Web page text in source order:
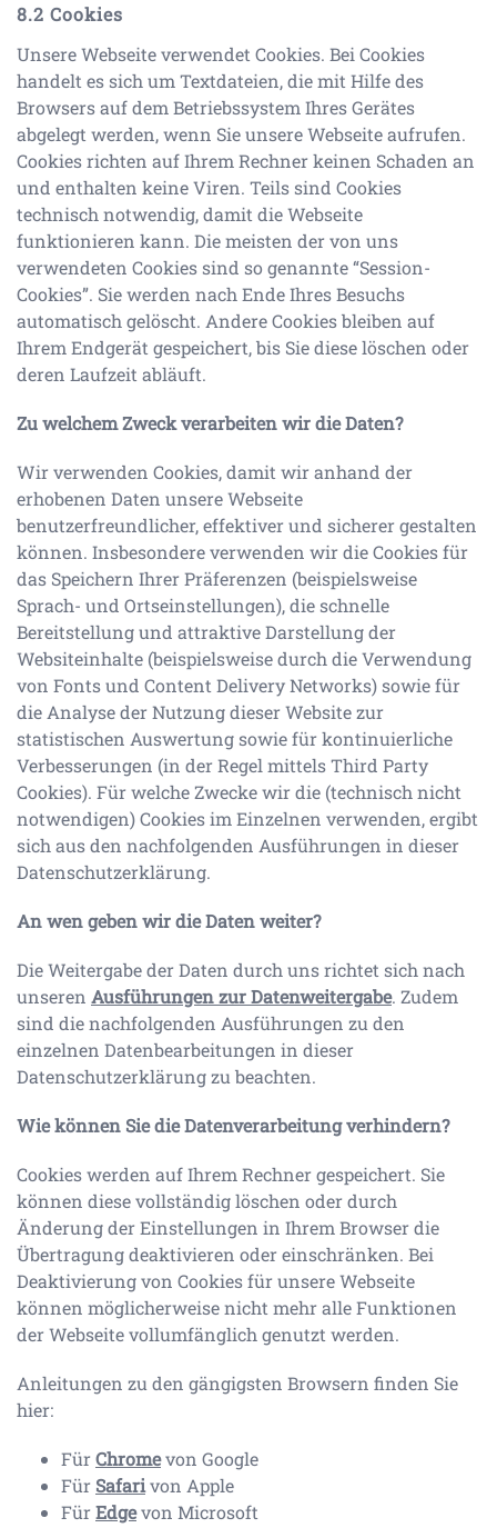
Cookies
Unsere Webseite verwendet Cookies. Bei Cookies
handelt es sich um Textdateien, die mit Hilfe des
Browsers auf dem Betriebssystem Ihres Gerätes
abgelegt werden, wenn Sie unsere Webseite aufrufen.
Cookies richten auf Ihrem Rechner keinen Schaden an
und enthalten keine Viren. Teils sind Cookies
technisch notwendig, damit die Webseite
funktionieren kann. Die meisten der von uns
verwendeten Cookies sind so genannte “Session-
Cookies”. Sie werden nach Ende Ihres Besuchs
automatisch gelöscht. Andere Cookies bleiben auf
Ihrem Endgerät gespeichert, bis Sie diese löschen oder
deren Laufzeit abläuft.
Zu welchem Zweck verarbeiten wir die Daten?
Wir verwenden Cookies, damit wir anhand der
erhobenen Daten unsere Webseite
benutzerfreundlicher, effektiver und sicherer gestalten
können. Insbesondere verwenden wir die Cookies für
das Speichern Ihrer Präferenzen (beispielsweise
Sprach- und Ortseinstellungen), die schnelle
Bereitstellung und attraktive Darstellung der
Websiteinhalte (beispielsweise durch die Verwendung
von Fonts und Content Delivery Networks) sowie für
die Analyse der Nutzung dieser Website zur
statistischen Auswertung sowie für kontinuierliche
Verbesserungen (in der Regel mittels Third Party
Cookies). Für welche Zwecke wir die (technisch nicht
notwendigen) Cookies im Einzelnen verwenden, ergibt
sich aus den nachfolgenden Ausführungen in dieser
Datenschutzerklärung.
An wen geben wir die Daten weiter?
Die Weitergabe der Daten durch uns richtet sich nach
unseren Ausführungen zur Datenweitergabe. Zudem
sind die nachfolgenden Ausführungen zu den
einzelnen Datenbearbeitungen in dieser
Datenschutzerklärung zu beachten.
Wie können Sie die Datenverarbeitung verhindern?
Cookies werden auf Ihrem Rechner gespeichert. Sie
können diese vollständig löschen oder durch
Änderung der Einstellungen in Ihrem Browser die
Übertragung deaktivieren oder einschränken. Bei
Deaktivierung von Cookies für unsere Webseite
können möglicherweise nicht mehr alle Funktionen
der Webseite vollumfänglich genutzt werden.
Anleitungen zu den gängigsten Browsern finden Sie
hier:
FürChromevon Google
Für Safarivon Apple
FürEdgevon Microsoft